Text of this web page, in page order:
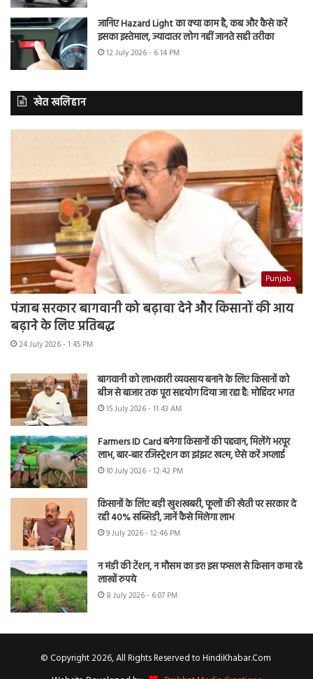
जानिए Hazard Light का क्या काम है, कब और कैसे करें
इसका इस्तेमाल, ज्यादातर लोग नहीं जानते सही तरीका
12 July 2026 - 6:14 PM
खेत खलिहान
Punjab
पंजाब सरकार बागवानी को बढ़ावा देने और किसानों की आय
बढ़ाने के लिए प्रतिबद्ध
24 July 2026 - 1:45 PM
बागवानी को लाभकारी व्यवसाय बनाने के लिए किसानों को
बीज से बाजार तक पूरा सहयोग दिया जा रहा है: मोहिंदर भगत
15 July 2026 - 11:43 AM
Farmers ID Card बनेगा किसानों की पहचान, मिलेंगे भरपूर
लाभ, बार-बार रजिस्ट्रेशन का झंझट खत्म, ऐसे करें अप्लाई
10 July 2026 - 12:42 PM
किसानों के लिए बड़ी खुशखबरी, फूलों की खेती पर सरकार दे
रही 40% सब्सिडी, जानें कैसे मिलेगा लाभ
9 July 2026 - 12:46 PM
न मंडी की टेंशन, न मौसम का डर! इस फसल से किसान कमा रहे
लाखों रुपये
8 July 2026 - 6:07 PM
© Copyright 2026, All Rights Reserved to HindiKhabar.Com